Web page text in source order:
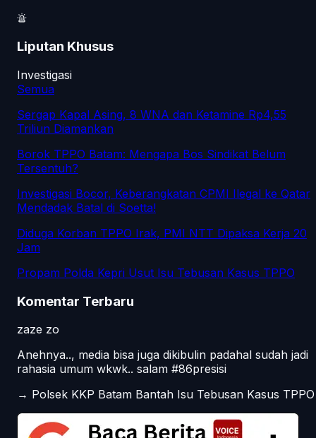
Liputan Khusus
Investigasi
Semua
Sergap Kapal Asing, 8 WNA dan Ketamine Rp4,55
Triliun Diamankan
Borok TPPO Batam: Mengapa Bos Sindikat Belum
Tersentuh?
Investigasi Bocor, Keberangkatan CPMI Ilegal ke Qatar
Mendadak Batal di Soetta!
Diduga Korban TPPO Irak, PMI NTT Dipaksa Kerja 20
Jam
Propam Polda Kepri Usut Isu Tebusan Kasus TPPO
Komentar Terbaru
zaze zo
Anehnya.., media bisa juga dikibulin padahal sudah jadi
rahasia umum wkwk.. salam #86presisi
→ Polsek KKP Batam Bantah Isu Tebusan Kasus TPPO